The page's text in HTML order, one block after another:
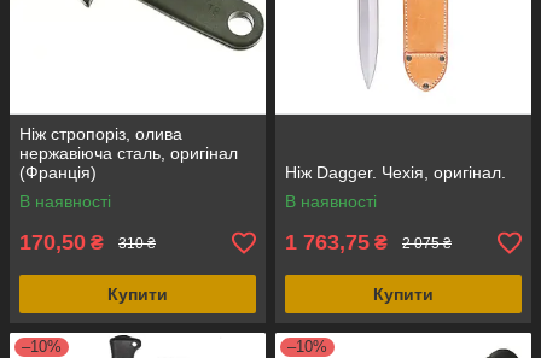
Ніж стропоріз, олива
нержавіюча сталь, оригінал
(Франція)
В наявності
170,50 ₴ 310 ₴
Купити
Ніж Dagger. Чехія, оригінал.
В наявності
1 763,75 ₴ 2 075 ₴
Купити
–10% –10%